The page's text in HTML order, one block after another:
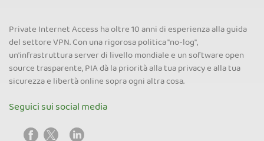
Private Internet Access ha oltre 10 anni di esperienza alla guida
del settore VPN. Con una rigorosa politica "no-log",
un'infrastruttura server di livello mondiale e un software open
source trasparente, PIA dà la priorità alla tua privacy e alla tua
sicurezza e libertà online sopra ogni altra cosa.
Seguici sui social media